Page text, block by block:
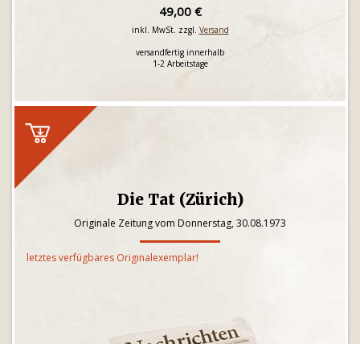
49,00 €
inkl. MwSt. zzgl. Versand
versandfertig innerhalb
1-2 Arbeitstage
Die Tat (Zürich)
Originale Zeitung vom Donnerstag, 30.08.1973
letztes verfügbares Originalexemplar!